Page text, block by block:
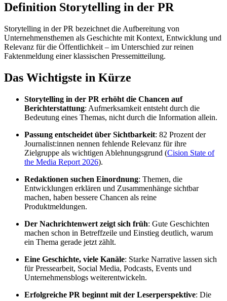
Definition Storytelling in der PR
Storytelling in der PR bezeichnet die Aufbereitung von
Unternehmensthemen als Geschichte mit Kontext, Entwicklung und
Relevanz für die Öffentlichkeit – im Unterschied zur reinen
Faktenmeldung einer klassischen Pressemitteilung.
Das Wichtigste in Kürze
Storytelling in der PR erhöht die Chancen auf
Berichterstattung: Aufmerksamkeit entsteht durch die
Bedeutung eines Themas, nicht durch die Information allein.
Passung entscheidet über Sichtbarkeit: 82 Prozent der
Journalist:innen nennen fehlende Relevanz für ihre
Zielgruppe als wichtigen Ablehnungsgrund (Cision State of
the Media Report 2026).
Redaktionen suchen Einordnung: Themen, die
Entwicklungen erklären und Zusammenhänge sichtbar
machen, haben bessere Chancen als reine
Produktmeldungen.
Der Nachrichtenwert zeigt sich früh: Gute Geschichten
machen schon in Betreffzeile und Einstieg deutlich, warum
ein Thema gerade jetzt zählt.
Eine Geschichte, viele Kanäle: Starke Narrative lassen sich
für Pressearbeit, Social Media, Podcasts, Events und
Unternehmensblogs weiterentwickeln.
Erfolgreiche PR beginnt mit der Leserperspektive: Die